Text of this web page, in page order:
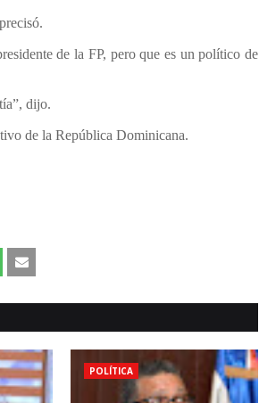
de la FP, pero que es un político de
dijo.
de la República Dominicana.
POLÍTICA